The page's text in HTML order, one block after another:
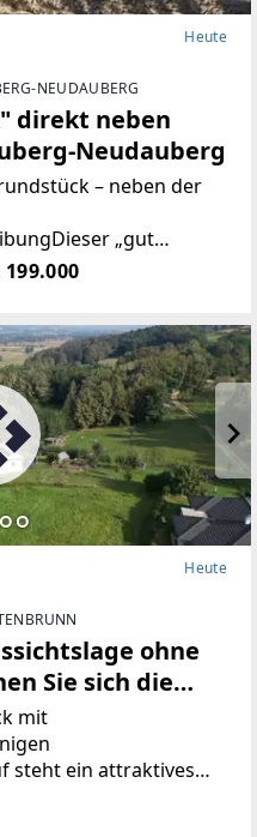
Heute
NEUDAUBERG
direkt neben
Neudauberg
– neben der
„gut
der begehrten Golf-
und bietet ein
199.000
Heute
ohne
Sie sich die
aussuchen!
mit
steht ein attraktives
von 5.418
Das Grundstück